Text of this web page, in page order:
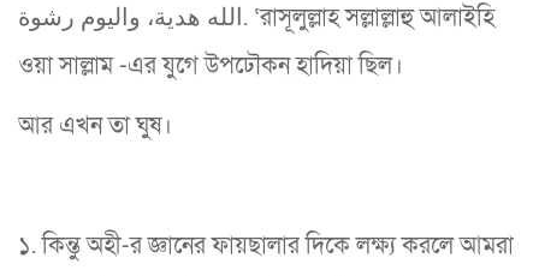
الله هدية، واليوم رشوة. ‘রাসূলুল্লাহ সল্লাল্লাহু আলাইহি
ওয়া সাল্লাম -এর যুগে উপঢৌকন হাদিয়া ছিল।
আর এখন তা ঘুষ।
১. কিন্তু অহী-র জ্ঞানের ফায়ছালার দিকে লক্ষ্য করলে আমরা